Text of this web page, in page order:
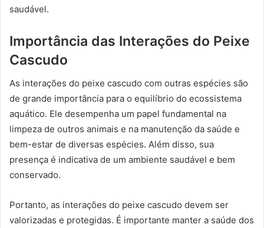
saudável.
Importância das Interações do Peixe
Cascudo
As interações do peixe cascudo com outras espécies são
de grande importância para o equilíbrio do ecossistema
aquático. Ele desempenha um papel fundamental na
limpeza de outros animais e na manutenção da saúde e
bem-estar de diversas espécies. Além disso, sua
presença é indicativa de um ambiente saudável e bem
conservado.
Portanto, as interações do peixe cascudo devem ser
valorizadas e protegidas. É importante manter a saúde dos